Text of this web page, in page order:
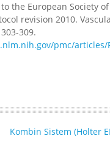
the European Society
revision 2010.
309.
pmc/articles/
Kombin Sistem (Holter